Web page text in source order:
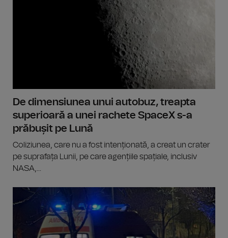
De dimensiunea unui autobuz, treapta
superioară a unei rachete SpaceX s-a
prăbușit pe Lună
Coliziunea, care nu a fost intenționată, a creat un crater
pe suprafața Lunii, pe care agențiile spațiale, inclusiv
NASA,...